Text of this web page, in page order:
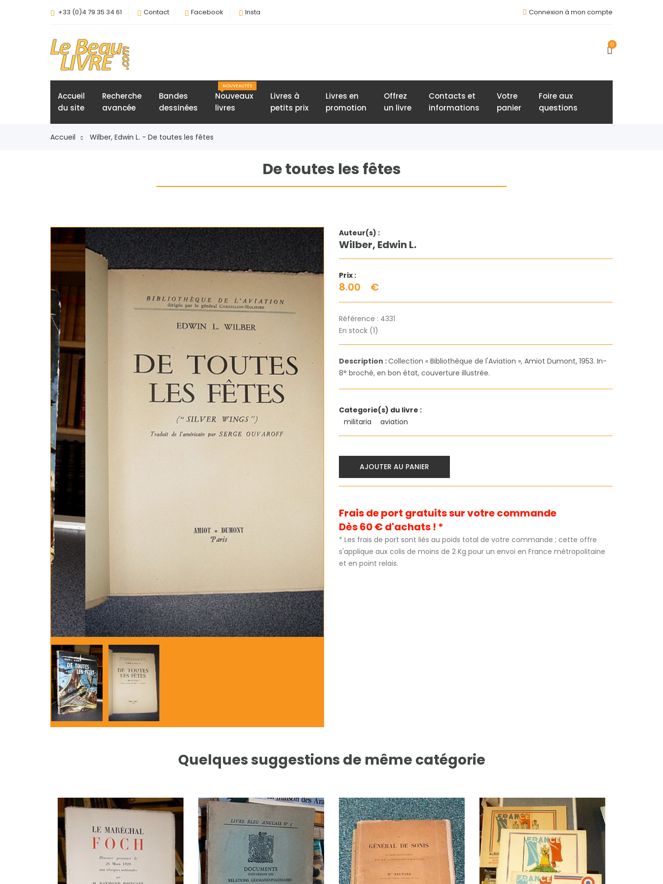
+33 (0)4 79 35 34 61 Contact Facebook Insta Connexion à mon compte
0
Accueil
du site
Recherche
avancée
Bandes
dessinées
Nouveaux
livres
NOUVEAUTÉS
Livres à
petits prix
Livres en
promotion
Offrez
un livre
Contacts et
informations
Votre
panier
Foire aux
questions
Accueil Wilber, Edwin L. - De toutes les fêtes
De toutes les fêtes
Auteur(s) :
Wilber, Edwin L.
Prix :
8.00 €
Référence : 4331
En stock (1)
Description :Collection « Bibliothèque de l'Aviation », Amiot Dumont, 1953. In-
8° broché, en bon état, couverture illustrée.
Categorie(s) du livre :
militaria
aviation
AJOUTER AU PANIER
Frais de port gratuits sur votre commande
Dès 60 € d'achats ! *
* Les frais de port sont liés au poids total de votre commande ; cette offre
s'applique aux colis de moins de 2 Kg pour un envoi en France métropolitaine
et en point relais.
Quelques suggestions de même catégorie